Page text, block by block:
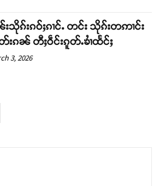
သိုၵ်းၵဝ်ႈၵၢင်ႉ တင်း သိုၵ်းတဢၢင်း
ၵၼ် တီႈဝဵင်းၵူတ်ႉၶၢႆထႅင်ႈ
3, 2026